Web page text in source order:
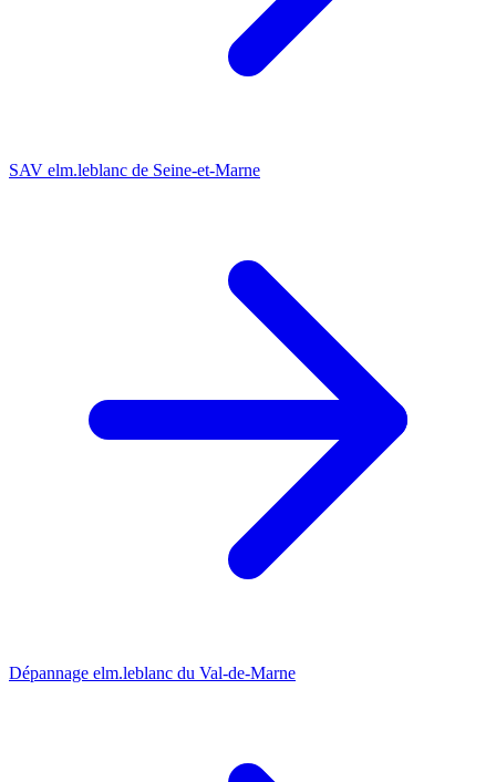
SAV elm.leblanc de Seine-et-Marne
Dépannage elm.leblanc du Val-de-Marne